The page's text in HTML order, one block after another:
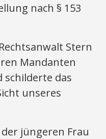
nach § 153
Stern
Mandanten
das
unseres
jüngeren Frau